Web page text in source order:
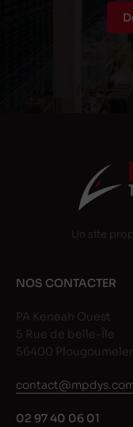
Un site
NOS CONTACTER
PA Keneah Ouest
5 Rue de belle-Île
56400
02 97 40 06 01